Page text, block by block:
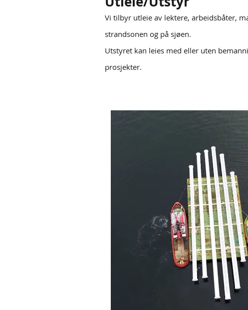
Vi tilbyr utleie av lektere, arbeidsbåter,
strandsonen og på sjøen.
Utstyret kan leies med eller uten
prosjekter.